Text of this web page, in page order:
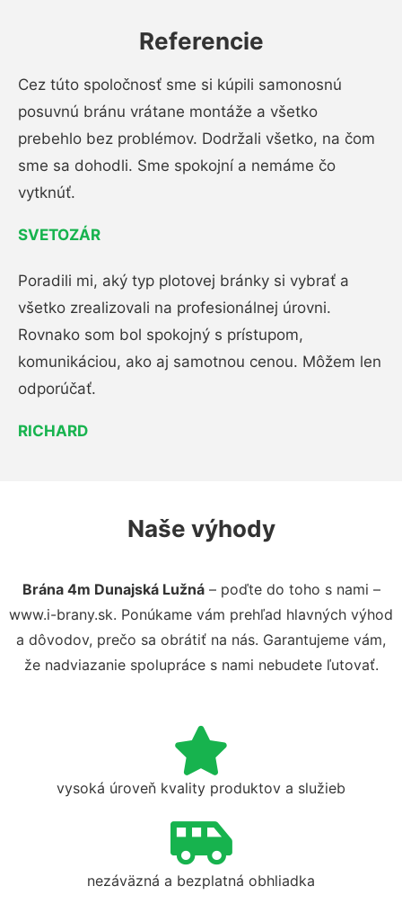
Referencie
Cez túto spoločnosť sme si kúpili samonosnú
posuvnú bránu vrátane montáže a všetko
prebehlo bez problémov. Dodržali všetko, na čom
sme sa dohodli. Sme spokojní a nemáme čo
vytknúť.
SVETOZÁR
Poradili mi, aký typ plotovej bránky si vybrať a
všetko zrealizovali na profesionálnej úrovni.
Rovnako som bol spokojný s prístupom,
komunikáciou, ako aj samotnou cenou. Môžem len
odporúčať.
RICHARD
Naše výhody
Brána 4m Dunajská Lužná– poďte do toho s nami –
www.i-brany.sk. Ponúkame vám prehľad hlavných výhod
a dôvodov, prečo sa obrátiť na nás. Garantujeme vám,
že nadviazanie spolupráce s nami nebudete ľutovať.
vysoká úroveň kvality produktov a služieb
nezáväzná a bezplatná obhliadka